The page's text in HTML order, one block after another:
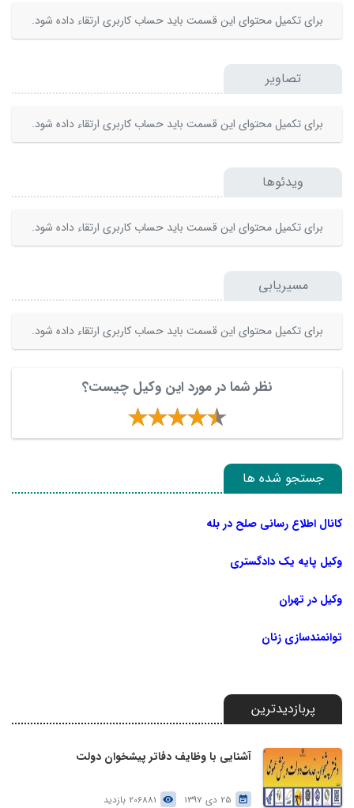
برای تکمیل محتوای این قسمت باید حساب کاربری ارتقاء داده شود.
تصاویر
برای تکمیل محتوای این قسمت باید حساب کاربری ارتقاء داده شود.
ویدئوها
برای تکمیل محتوای این قسمت باید حساب کاربری ارتقاء داده شود.
مسیریابی
برای تکمیل محتوای این قسمت باید حساب کاربری ارتقاء داده شود.
نظر شما در مورد این وکیل چیست؟
جستجو شده ها
کانال اطلاع رسانی صلح در بله
وکیل پایه یک دادگستری
وکیل در تهران
توانمندسازی زنان
پربازدیدترین
آشنایی با وظایف دفاتر پیشخوان دولت
25 دی 1397 206881 بازدید